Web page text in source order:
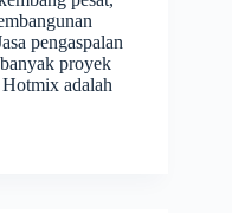
pengaspalan
proyek
adalah